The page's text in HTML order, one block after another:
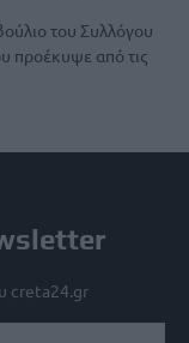
του Συλλόγου
προέκυψε από τις
creta24.gr